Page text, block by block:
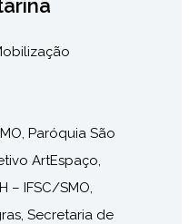
Paróquia São
ArtEspaço,
– IFSC/SMO,
Secretaria de